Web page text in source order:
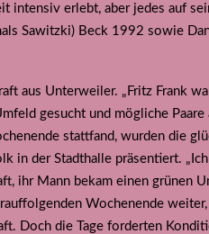
intensiv erlebt, aber jedes auf
Sawitzki) Beck 1992 sowie
aus Unterweiler. „Fritz Frank
gesucht und mögliche Paare
stattfand, wurden die
in der Stadthalle präsentiert.
ihr Mann bekam einen grünen
Wochenende weiter,
Doch die Tage forderten